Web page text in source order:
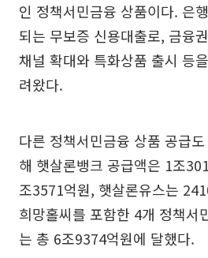
인 정책서민금융 상품이다. 은
되는 무보증 신용대출로, 금융
채널 확대와 특화상품 출시 등
려왔다.
다른 정책서민금융 상품 공급
해 햇살론뱅크 공급액은 1조
조3571억원, 햇살론유스는
희망홀씨를 포함한 4개 정책서
는 총 6조9374억원에 달했다.